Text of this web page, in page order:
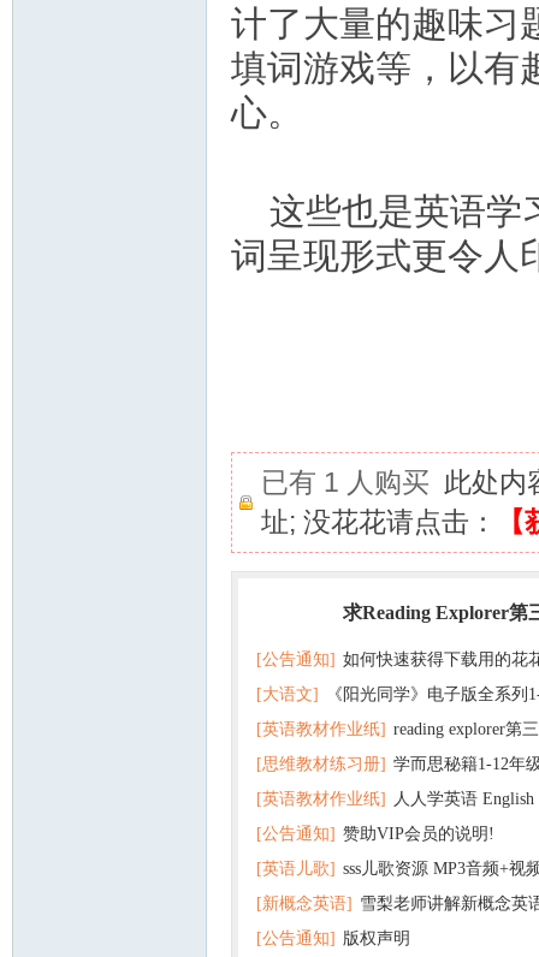
计了大量的趣味习
填词游戏等，以有
心。
这些也是英语学
词呈现形式更令人
已有 1 人购买 此处内
址; 没花花请点击：
求Reading Explorer第
[公告通知] 如何快速获得下载用的花
[大语文]
《阳光同学》电子版全系列
+英语
[英语教材作业纸] reading explorer第
+音频 百度云网盘下载
[思维教材练习册] 学而思秘籍1-12年
子版PDF全册 百度网盘
[英语教材作业纸] 人人学英语
版pdf 百度网盘下载
[公告通知] 赞助VIP会员的说明!
[英语儿歌] sss儿歌资源 MP3音频+视
百度云网盘下载
[新概念英语] 雪梨老师讲解新概念英
[公告通知] 版权声明